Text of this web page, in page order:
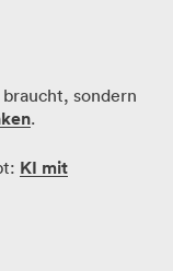
sondern
.
KI mit